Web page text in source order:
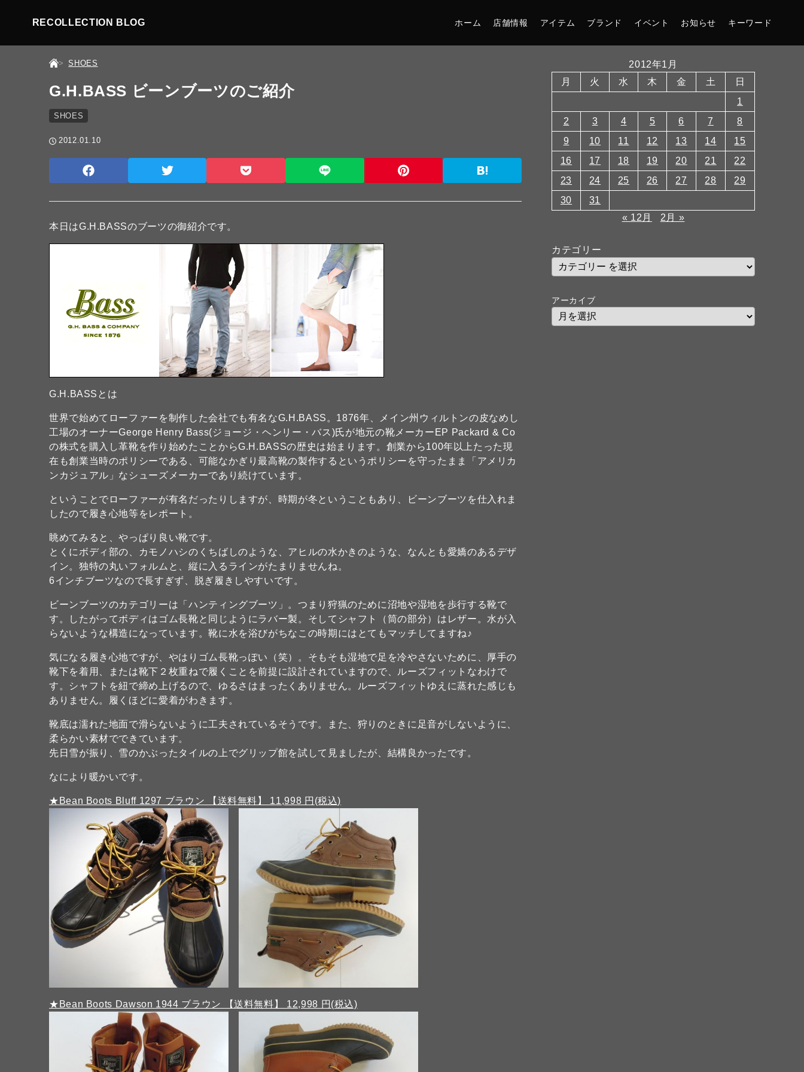
RECOLLECTION BLOG ホーム 店舗情報 アイテム ブランド イベント お知らせ キーワード
SHOES
G.H.BASS ビーンブーツのご紹介
SHOES
2012.01.10
本日はG.H.BASSのブーツの御紹介です。
G.H.BASSとは
世界で始めてローファーを制作した会社でも有名なG.H.BASS。1876年、メイン州ウィルトンの皮なめし
工場のオーナーGeorge Henry Bass(ジョージ・ヘンリー・バス)氏が地元の靴メーカーEP Packard & Co
の株式を購入し革靴を作り始めたことからG.H.BASSの歴史は始まります。創業から100年以上たった現
在も創業当時のポリシーである、可能なかぎり最高靴の製作するというポリシーを守ったまま「アメリカ
ンカジュアル」なシューズメーカーであり続けています。
ということでローファーが有名だったりしますが、時期が冬ということもあり、ビーンブーツを仕入れま
したので履き心地等をレポート。
眺めてみると、やっぱり良い靴です。
とくにボディ部の、カモノハシのくちばしのような、アヒルの水かきのような、なんとも愛嬌のあるデザ
イン。独特の丸いフォルムと、縦に入るラインがたまりませんね。
6インチブーツなので長すぎず、脱ぎ履きしやすいです。
ビーンブーツのカテゴリーは「ハンティングブーツ」。つまり狩猟のために沼地や湿地を歩行する靴で
す。したがってボディはゴム長靴と同じようにラバー製。そしてシャフト（筒の部分）はレザー。水が入
らないような構造になっています。靴に水を浴びがちなこの時期にはとてもマッチしてますね♪
気になる履き心地ですが、やはりゴム長靴っぽい（笑）。そもそも湿地で足を冷やさないために、厚手の
靴下を着用、または靴下２枚重ねで履くことを前提に設計されていますので、ルーズフィットなわけで
す。シャフトを紐で締め上げるので、ゆるさはまったくありません。ルーズフィットゆえに蒸れた感じも
ありません。履くほどに愛着がわきます。
靴底は濡れた地面で滑らないように工夫されているそうです。また、狩りのときに足音がしないように、
柔らかい素材でできています。
先日雪が振り、雪のかぶったタイルの上でグリップ館を試して見ましたが、結構良かったです。
なにより暖かいです。
★Bean Boots Bluff 1297 ブラウン 【送料無料】 11,998 円(税込)
★Bean Boots Dawson 1944 ブラウン 【送料無料】 12,998 円(税込)
2012年1月
月
火 水 木 金 土
日
1
2
3 4 5 6 7
8
9
10 11 12 13 14
15
16
17 18 19 20 21
22
23
24 25 26 27 28
29
30
31
« 12月
2月 »
カテゴリー
アーカイブ